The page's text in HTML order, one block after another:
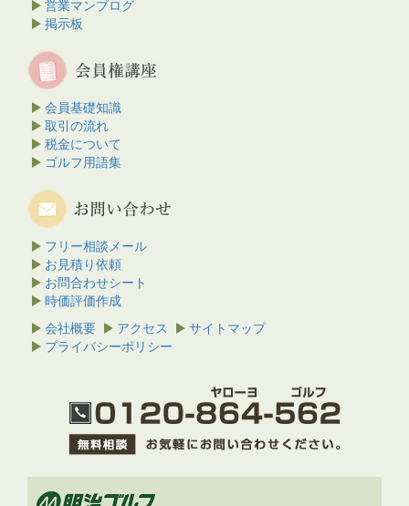
営業マンブログ
掲示板
会員基礎知識
取引の流れ
税金について
ゴルフ用語集
フリー相談メール
お見積り依頼
お問合わせシート
時価評価作成
会社概要
アクセス
サイトマップ
プライバシーポリシー